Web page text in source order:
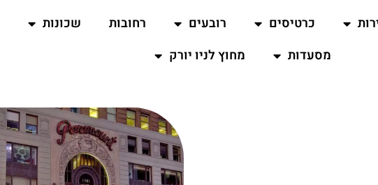
כרטיסים רובעים רחובות שכונות
מסעדות
מחוץ לניו יורק